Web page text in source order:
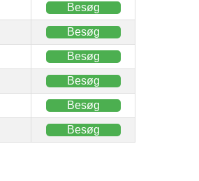
Besøg
Besøg
Besøg
Besøg
Besøg
Besøg